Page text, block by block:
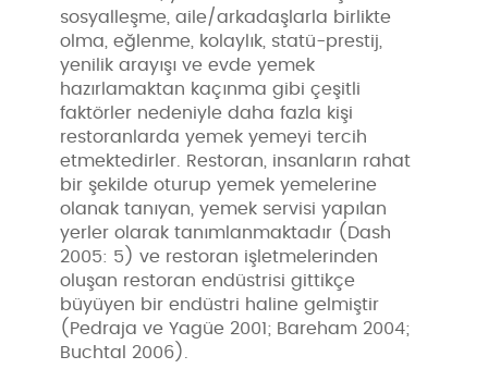
sosyalleşme, aile/arkadaşlarla birlikte
olma, eğlenme, kolaylık, statü-prestij,
yenilik arayışı ve evde yemek
hazırlamaktan kaçınma gibi çeşitli
faktörler nedeniyle daha fazla kişi
restoranlarda yemek yemeyi tercih
etmektedirler. Restoran, insanların rahat
bir şekilde oturup yemek yemelerine
olanak tanıyan, yemek servisi yapılan
yerler olarak tanımlanmaktadır (Dash
2005: 5) ve restoran işletmelerinden
oluşan restoran endüstrisi gittikçe
büyüyen bir endüstri haline gelmiştir
(Pedraja ve Yagüe 2001; Bareham 2004;
Buchtal 2006).